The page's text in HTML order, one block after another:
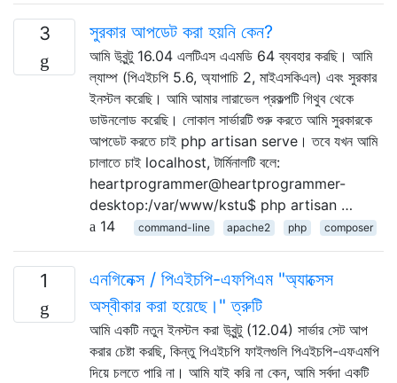
3 সুরকার আপডেট করা হয়নি কেন?
আমি উবুন্টু 16.04 এলটিএস এএমডি 64 ব্যবহার করছি। আমি
ল্যাম্প (পিএইচপি 5.6, অ্যাপাচি 2, মাইএসকিএল) এবং সুরকার
ইনস্টল করেছি। আমি আমার লারাভেল প্রকল্পটি গিথুব থেকে
ডাউনলোড করেছি। লোকাল সার্ভারটি শুরু করতে আমি সুরকারকে
আপডেট করতে চাই php artisan serve। তবে যখন আমি
চালাতে চাই localhost, টার্মিনালটি বলে:
heartprogrammer@heartprogrammer-
desktop:/var/www/kstu$ php artisan …
14
command-line apache2 php composer
1
এনগিনেক্স / পিএইচপি-এফপিএম "অ্যাক্সেস
অস্বীকার করা হয়েছে।" ত্রুটি
আমি একটি নতুন ইনস্টল করা উবুন্টু (12.04) সার্ভার সেট আপ
করার চেষ্টা করছি, কিন্তু পিএইচপি ফাইলগুলি পিএইচপি-এফএমপি
দিয়ে চলতে পারি না। আমি যাই করি না কেন, আমি সর্বদা একটি